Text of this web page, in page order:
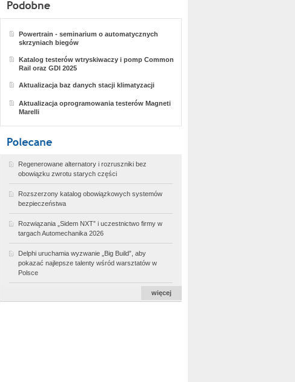
Powertrain - seminarium o automatycznych
skrzyniach biegów
Katalog testerów wtryskiwaczy i pomp Common
Rail oraz GDI 2025
Aktualizacja baz danych stacji klimatyzacji
Aktualizacja oprogramowania testerów Magneti
Marelli
Regenerowane alternatory i rozruszniki bez
obowiązku zwrotu starych części
Rozszerzony katalog obowiązkowych systemów
bezpieczeństwa
Rozwiązania „Sidem NXT” i uczestnictwo firmy w
targach Automechanika 2026
Delphi uruchamia wyzwanie „Big Build”, aby
pokazać najlepsze talenty wśród warsztatów w
Polsce
więcej